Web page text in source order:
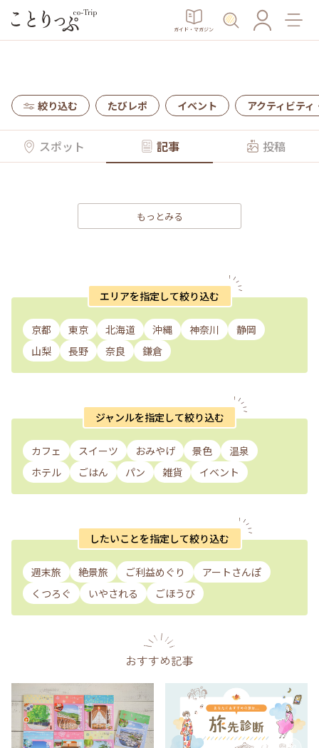
ガイド・マガジン
絞り込む たびレポ イベント アクティビティ
スポット 記事 投稿
もっとみる
エリアを指定して絞り込む
京都 東京 北海道 沖縄 神奈川
静岡
山梨
長野 奈良 鎌倉
ジャンルを指定して絞り込む
カフェ スイーツ おみやげ 景色
温泉
ホテル
ごはん パン 雑貨 イベント
したいことを指定して絞り込む
週末旅 絶景旅 ご利益めぐり
アートさんぽ
くつろぐ
いやされる ごほうび
おすすめ記事